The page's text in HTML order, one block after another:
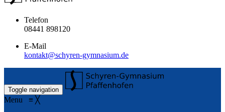
Telefon
08441 898120
E-Mail
kontakt@schyren-gymnasium.de
Toggle navigation
Menu ≡ ╳